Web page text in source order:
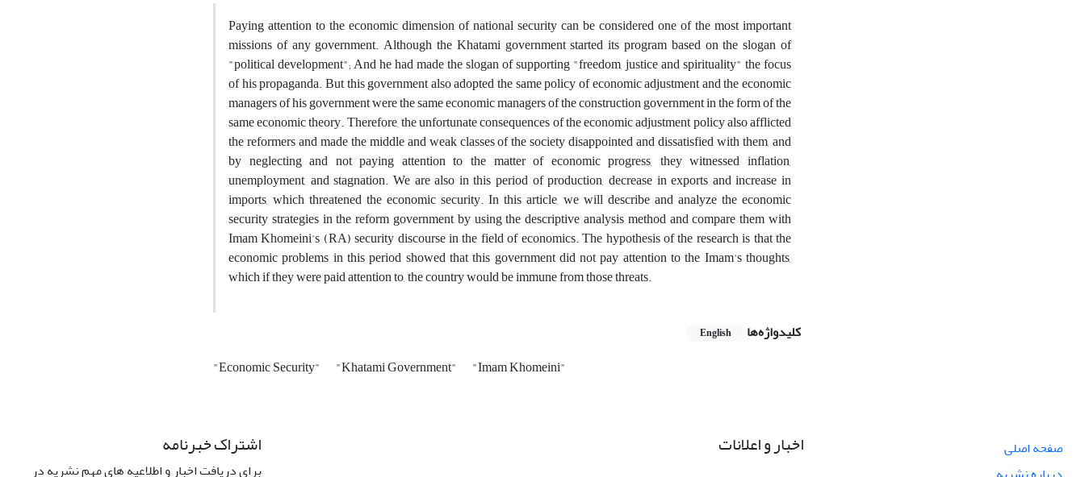
Paying attention to the economic dimension of national security can be considered one of the most important
missions of any government. Although the Khatami government started its program based on the slogan of
"political development"; And he had made the slogan of supporting "freedom, justice and spirituality" the focus
of his propaganda. But this government also adopted the same policy of economic adjustment and the economic
managers of his government were the same economic managers of the construction government in the form of the
same economic theory. Therefore, the unfortunate consequences of the economic adjustment policy also afflicted
the reformers and made the middle and weak classes of the society disappointed and dissatisfied with them, and
by neglecting and not paying attention to the matter of economic progress, they witnessed inflation,
unemployment, and stagnation. We are also in this period of production, decrease in exports and increase in
imports, which threatened the economic security. In this article, we will describe and analyze the economic
security strategies in the reform government by using the descriptive analysis method and compare them with
Imam Khomeini's (RA) security discourse in the field of economics. The hypothesis of the research is that the
economic problems in this period showed that this government did not pay attention to the Imam's thoughts,
which if they were paid attention to, the country would be immune from those threats.
کلیدواژه‌ها English
"Economic Security" "Khatami Government" "Imam Khomeini"
صفحه اصلی
اخبار و اعلانات اشتراک خبرنامه
برای دریافت اخبار و اطلاعیه های مهم نشریه در